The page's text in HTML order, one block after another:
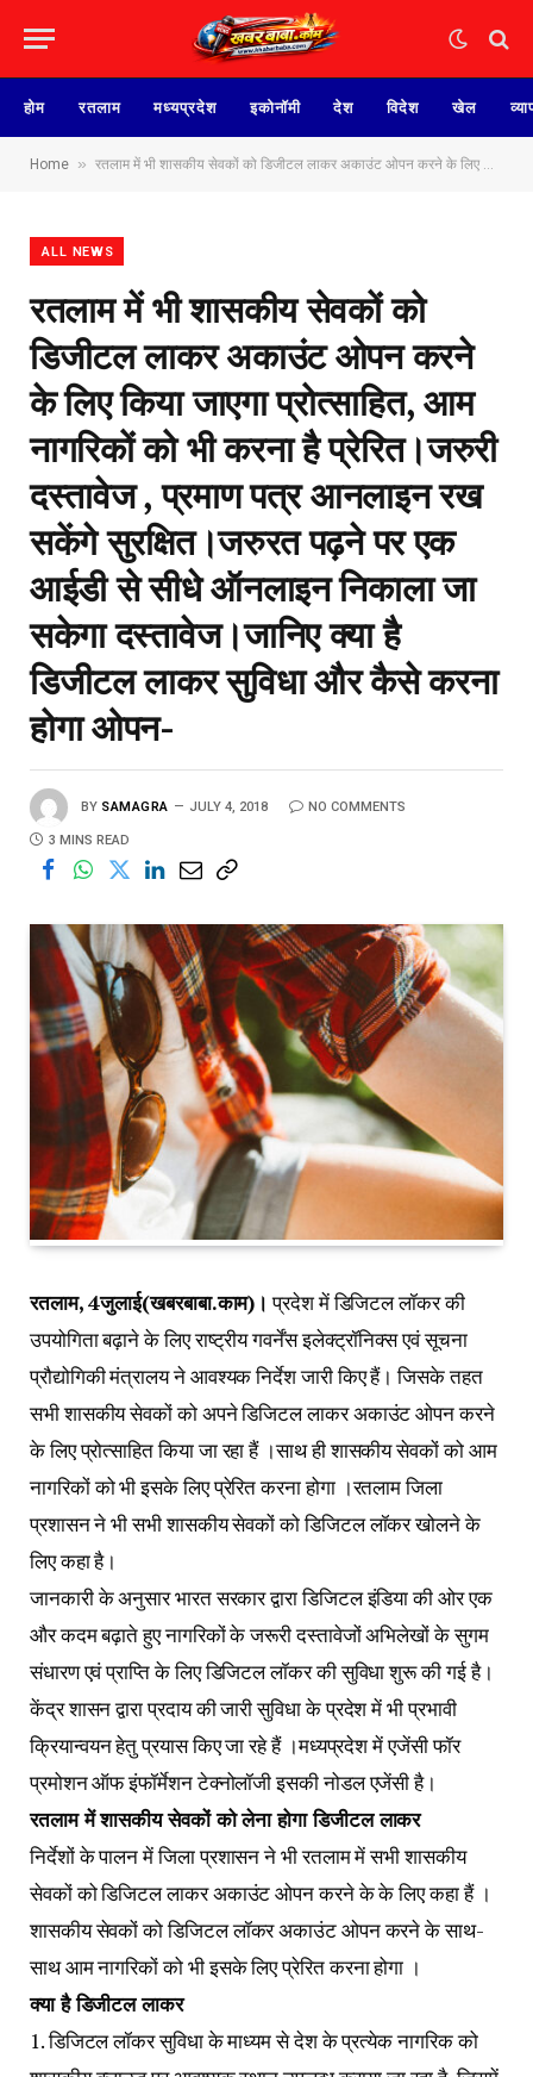
होम रतलाम मध्यप्रदेश इकोनॉमी देश विदेश खेल
Home » रतलाम में भी शासकीय सेवकों को डिजीटल लाकर अकाउंट ओपन करने के लिए किया जाएगा प्रोत्साहित, आम नागरिकों को भी करना है प्रेरित।जरुरी दस्तावेज , प्रमाण पत्र आनलाइन रख सकेंगे सुरक्षित।जरुरत पढ़ने पर एक आईडी से सीधे ऑनलाइन निकाला जा सकेगा दस्तावेज।जानिए क्या है डिजीटल लाकर सुविधा और कैसे करना होगा ओपन-
ALL NEWS
रतलाम में भी शासकीय सेवकों को
डिजीटल लाकर अकाउंट ओपन करने
के लिए किया जाएगा प्रोत्साहित, आम
नागरिकों को भी करना है प्रेरित।जरुरी
दस्तावेज , प्रमाण पत्र आनलाइन रख
सकेंगे सुरक्षित।जरुरत पढ़ने पर एक
आईडी से सीधे ऑनलाइन निकाला जा
सकेगा दस्तावेज।जानिए क्या है
डिजीटल लाकर सुविधा और कैसे करना
होगा ओपन-
BY SAMAGRA JULY 4, 2018 NO COMMENTS
3 MINS READ
रतलाम, 4जुलाई(खबरबाबा.काम)। प्रदेश में डिजिटल लॉकर की
उपयोगिता बढ़ाने के लिए राष्ट्रीय गवर्नेंस इलेक्ट्रॉनिक्स एवं सूचना
प्रौद्योगिकी मंत्रालय ने आवश्यक निर्देश जारी किए हैं। जिसके तहत
सभी शासकीय सेवकों को अपने डिजिटल लाकर अकाउंट ओपन करने
के लिए प्रोत्साहित किया जा रहा हैं ।साथ ही शासकीय सेवकों को आम
नागरिकों को भी इसके लिए प्रेरित करना होगा ।रतलाम जिला
प्रशासन ने भी सभी शासकीय सेवकों को डिजिटल लॉकर खोलने के
लिए कहा है।
जानकारी के अनुसार भारत सरकार द्वारा डिजिटल इंडिया की ओर एक
और कदम बढ़ाते हुए नागरिकों के जरूरी दस्तावेजों अभिलेखों के सुगम
संधारण एवं प्राप्ति के लिए डिजिटल लॉकर की सुविधा शुरू की गई है।
केंद्र शासन द्वारा प्रदाय की जारी सुविधा के प्रदेश में भी प्रभावी
क्रियान्वयन हेतु प्रयास किए जा रहे हैं ।मध्यप्रदेश में एजेंसी फॉर
प्रमोशन ऑफ इंफॉर्मेशन टेक्नोलॉजी इसकी नोडल एजेंसी है।
रतलाम में शासकीय सेवकों को लेना होगा डिजीटल लाकर
निर्देशों के पालन में जिला प्रशासन ने भी रतलाम में सभी शासकीय
सेवकों को डिजिटल लाकर अकाउंट ओपन करने के के लिए कहा हैं ।
शासकीय सेवकों को डिजिटल लॉकर अकाउंट ओपन करने के साथ-
साथ आम नागरिकों को भी इसके लिए प्रेरित करना होगा ।
क्या है डिजीटल लाकर
1. डिजिटल लॉकर सुविधा के माध्यम से देश के प्रत्येक नागरिक को